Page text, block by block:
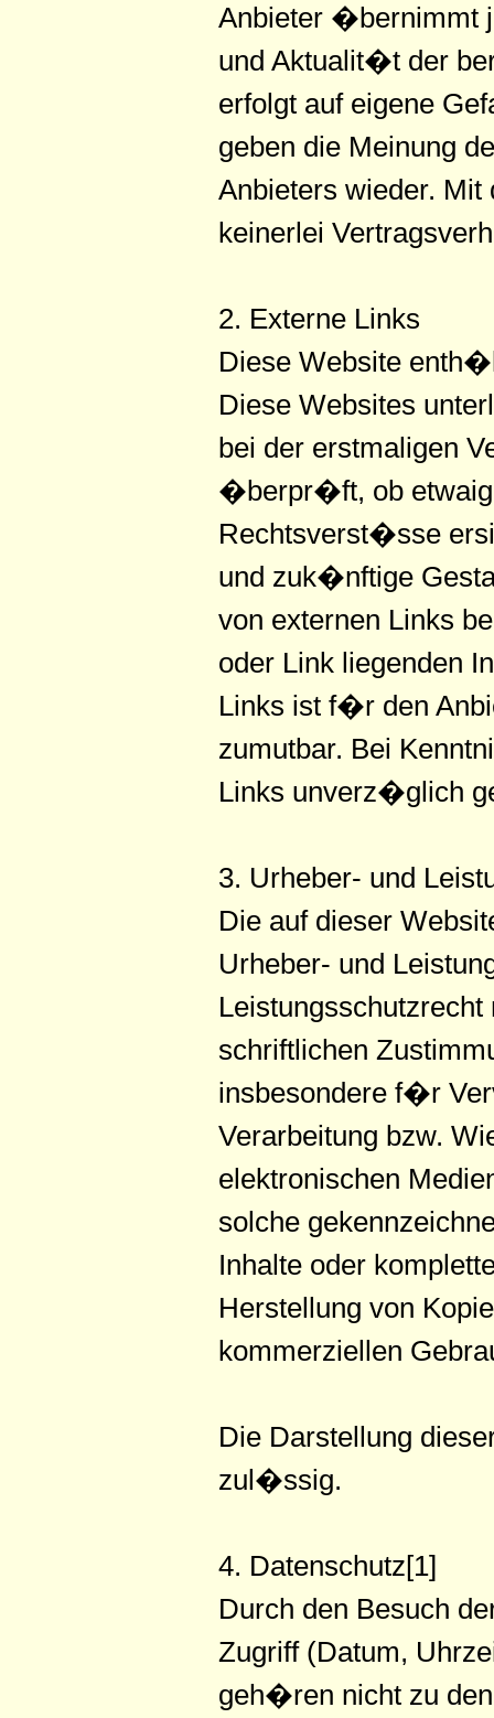
Anbieter �bernimmt
und Aktualit�t der
erfolgt auf eigene
geben die Meinung
Anbieters wieder. Mit
keinerlei
2. Externe Links
Diese Website
Diese Websites
bei der erstmaligen
�berpr�ft, ob
Rechtsverst�sse
und zuk�nftige
von externen Links
oder Link liegenden
Links ist f�r den
zumutbar. Bei
Links unverz�glich
3. Urheber- und
Die auf dieser
Urheber- und
schriftlichen
insbesondere f�r
Verarbeitung bzw.
elektronischen
solche
Inhalte oder
Herstellung von
kommerziellen
Die Darstellung
zul�ssig.
4. Datenschutz[1]
Durch den Besuch
Zugriff (Datum,
geh�ren nicht zu